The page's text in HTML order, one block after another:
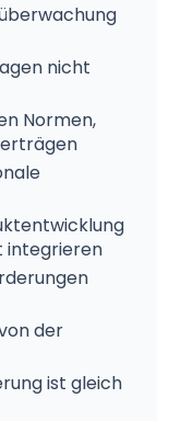
nicht
Normen,
integrieren
der
ist gleich